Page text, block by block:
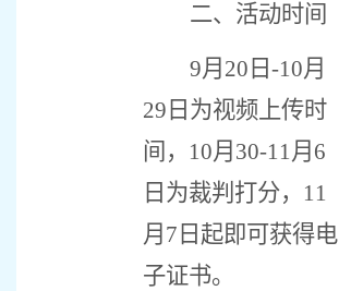
二、活动时间
9月 20 日 -10月
29 日为视频上传时
间， 10月 30-11月 6
日为裁判打分， 11
月 7 日起即可获得电
子证书。